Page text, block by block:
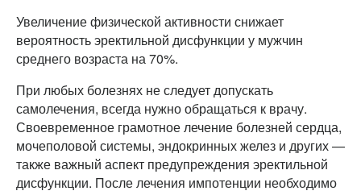
Увеличение физической активности снижает
вероятность эректильной дисфункции у мужчин
среднего возраста на 70%.
При любых болезнях не следует допускать
самолечения, всегда нужно обращаться к врачу.
Своевременное грамотное лечение болезней сердца,
мочеполовой системы, эндокринных желез и других —
также важный аспект предупреждения эректильной
дисфункции. После лечения импотенции необходимо